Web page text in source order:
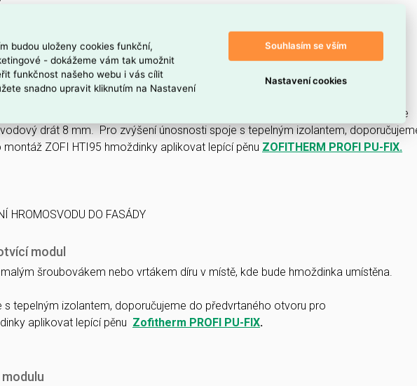
je vhodná pro kotvení hromosvodu do zateplené fasády bez použití speciálního
v izolačním materiálu se jednoduše namontuje PVC podpěra, do které se
drát 8 mm. Pro zvýšení únosnosti spoje s tepelným izolantem,
ZOFI HTI95 hmoždinky aplikovat lepící pěnu ZOFITHERM PROFI PU-FIX.
modul
šroubovákem nebo vrtákem díru v místě, kde bude hmoždinka umístěna.
s tepelným izolantem, doporučujeme do předvrtaného otvoru pro
aplikovat lepící pěnu Zofitherm PROFI PU-FIX.
budou uloženy cookies funkční,
- dokážeme vám tak umožnit
funkčnost našeho webu i vás cílit
snadno upravit kliknutím na Nastavení
Souhlasím se vším
Nastavení cookies